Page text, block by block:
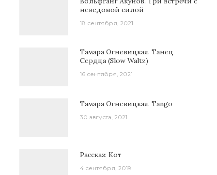
неведомой силой
18 сентября, 2021
Тамара Огневицкая. Танец
Сердца (Slow Waltz)
16 сентября, 2021
Тамара Огневицкая. Tango
30 августа, 2021
Рассказ: Кот
4 сентября, 2019